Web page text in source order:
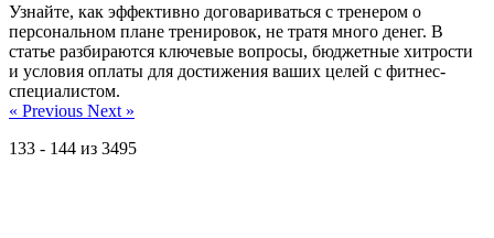
Узнайте, как эффективно договариваться с тренером о
персональном плане тренировок, не тратя много денег. В
статье разбираются ключевые вопросы, бюджетные хитрости
и условия оплаты для достижения ваших целей с фитнес-
специалистом.
« Previous Next »
133 - 144 из 3495